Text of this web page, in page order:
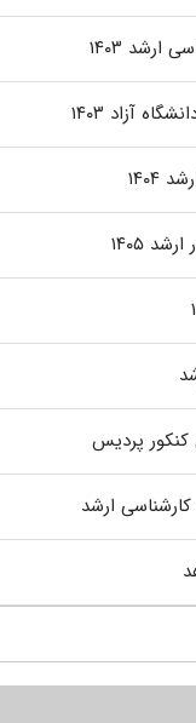
۱۴۰۳
آزاد ۱۴۰۳
۱۴۰۵
کنکور پردیس
ارشد